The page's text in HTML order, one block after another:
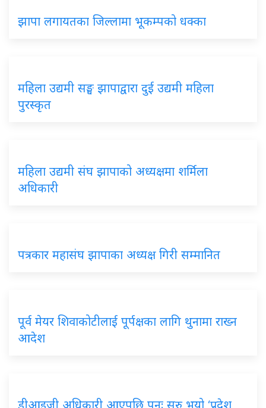
झापा लगायतका जिल्लामा भूकम्पको धक्का
महिला उद्यमी सङ्घ झापाद्वारा दुई उद्यमी महिला
पुरस्कृत
महिला उद्यमी संघ झापाको अध्यक्षमा शर्मिला
अधिकारी
पत्रकार महासंघ झापाका अध्यक्ष गिरी सम्मानित
पूर्व मेयर शिवाकोटीलाई पूर्पक्षका लागि थुनामा राख्न
आदेश
डीआइजी अधिकारी आएपछि पुनः सुरु भयो ‘प्रदेश